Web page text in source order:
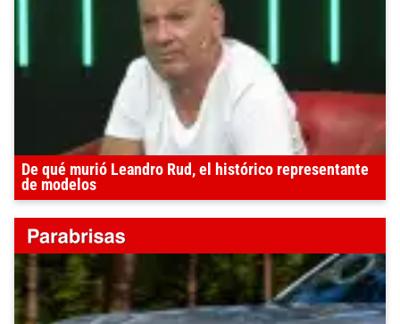
De qué murió Leandro Rud, el histórico representante
de modelos